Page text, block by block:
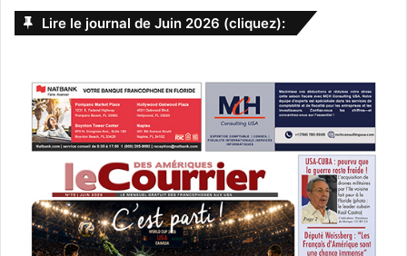
Lire le journal de Juin 2026 (cliquez):